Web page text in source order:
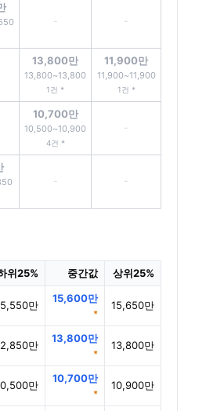
- -
13,800만
13,800~13,800
1건 *
11,900만
11,900~11,900
1건 *
10,700만
10,500~10,900
4건 *
-
- -
위25% 중간값 상위25%
만
15,600만
*
15,650만
만
13,800만
*
13,800만
만
10,700만
*
10,900만